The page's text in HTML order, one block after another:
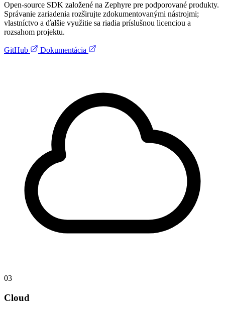
Open-source SDK založené na Zephyre pre podporované produkty.
Správanie zariadenia rozširujte zdokumentovanými nástrojmi;
vlastníctvo a ďalšie využitie sa riadia príslušnou licenciou a
rozsahom projektu.
GitHub Dokumentácia
03
Cloud